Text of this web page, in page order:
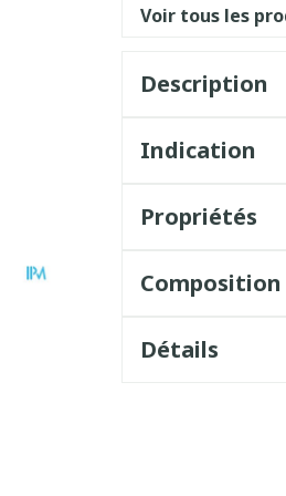
Voir tous les
Description
Indication
Propriétés
Composition
Détails